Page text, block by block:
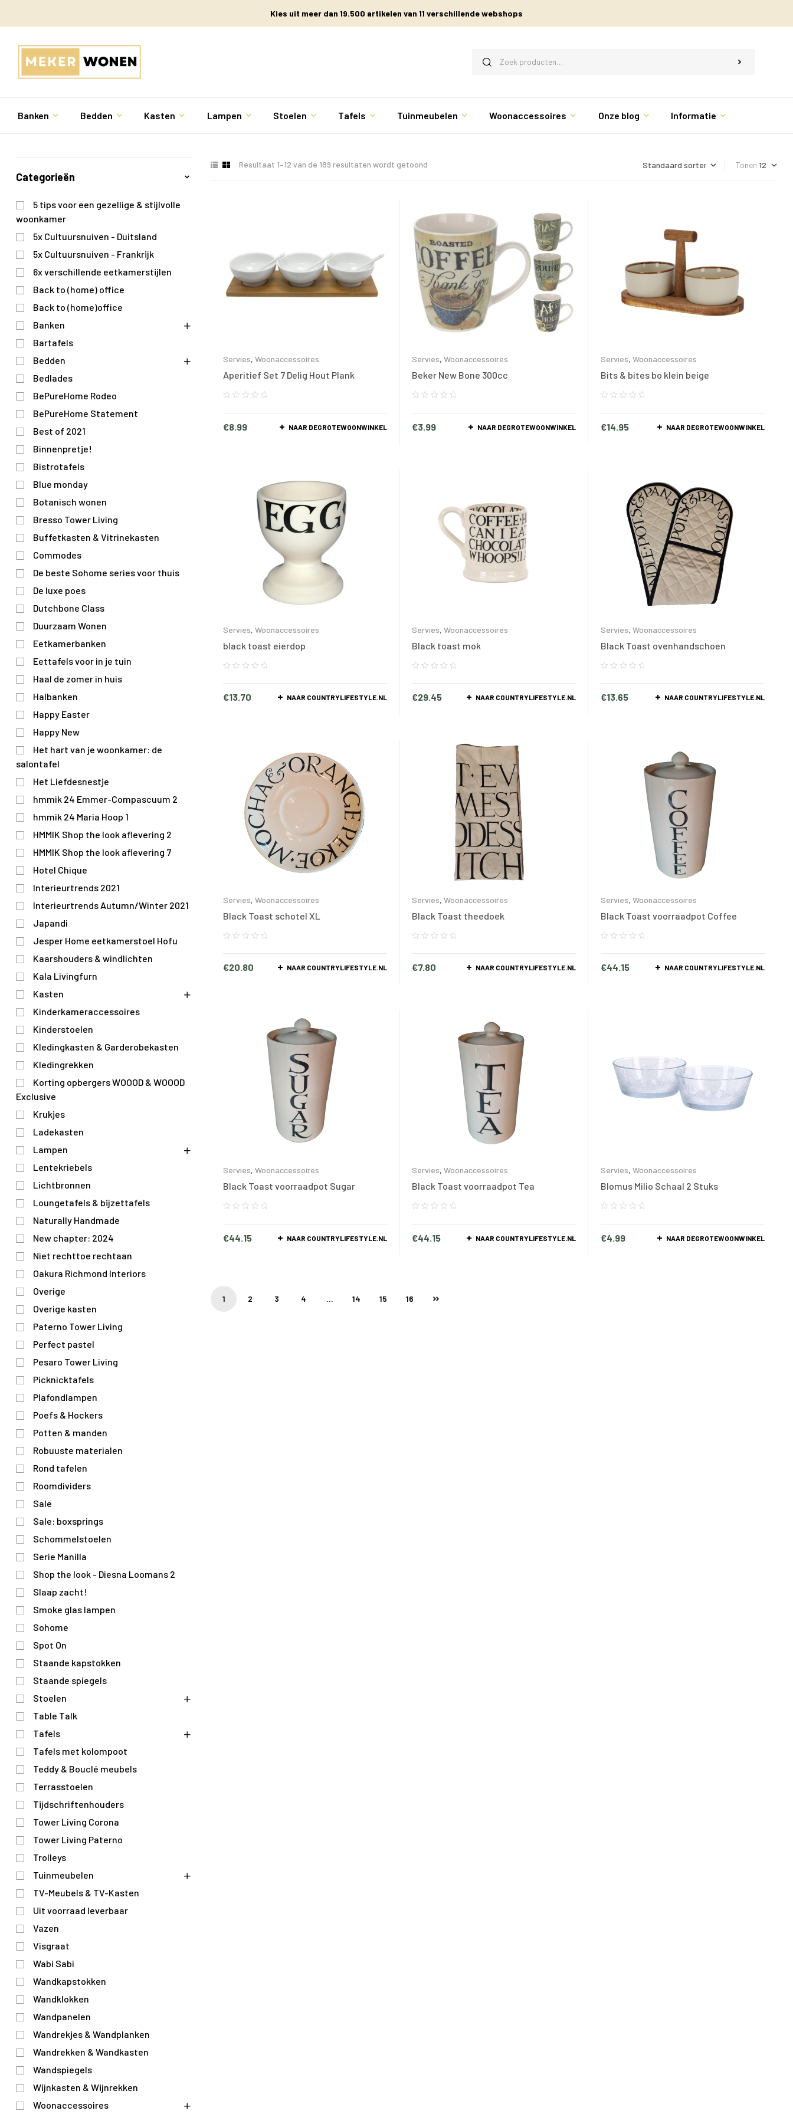
Kies uit meer dan 19.500 artikelen van 11 verschillende webshops
Banken Bedden Kasten Lampen Stoelen Tafels Tuinmeubelen Woonaccessoires Onze blog Informatie
Resultaat 1–12 van de 189 resultaten wordt getoond Tonen
Servies, Woonaccessoires
Aperitief Set 7 Delig Hout Plank
€8.99 NAAR DEGROTEWOONWINKEL
Servies, Woonaccessoires
Beker New Bone 300cc
€3.99 NAAR DEGROTEWOONWINKEL
Servies, Woonaccessoires
Bits & bites bo klein beige
€14.95 NAAR DEGROTEWOONWINKEL
Servies, Woonaccessoires
black toast eierdop
€13.70 NAAR COUNTRYLIFESTYLE.NL
Servies, Woonaccessoires
Black toast mok
€29.45 NAAR COUNTRYLIFESTYLE.NL
Servies, Woonaccessoires
Black Toast ovenhandschoen
€13.65 NAAR COUNTRYLIFESTYLE.NL
Servies, Woonaccessoires
Black Toast schotel XL
€20.80 NAAR COUNTRYLIFESTYLE.NL
Servies, Woonaccessoires
Black Toast theedoek
€7.80 NAAR COUNTRYLIFESTYLE.NL
Servies, Woonaccessoires
Black Toast voorraadpot Coffee
€44.15 NAAR COUNTRYLIFESTYLE.NL
Servies, Woonaccessoires
Black Toast voorraadpot Sugar
€44.15 NAAR COUNTRYLIFESTYLE.NL
Servies, Woonaccessoires
Black Toast voorraadpot Tea
€44.15 NAAR COUNTRYLIFESTYLE.NL
Servies, Woonaccessoires
Blomus Milio Schaal 2 Stuks
€4.99 NAAR DEGROTEWOONWINKEL
1 2 3 4 … 14 15 16
Categorieën
5 tips voor een gezellige & stijlvolle
woonkamer
5x Cultuursnuiven - Duitsland
5x Cultuursnuiven - Frankrijk
6x verschillende eetkamerstijlen
Back to (home) office
Back to (home)office
Banken
Bartafels
Bedden
Bedlades
BePureHome Rodeo
BePureHome Statement
Best of 2021
Binnenpretje!
Bistrotafels
Blue monday
Botanisch wonen
Bresso Tower Living
Buffetkasten & Vitrinekasten
Commodes
De beste Sohome series voor thuis
De luxe poes
Dutchbone Class
Duurzaam Wonen
Eetkamerbanken
Eettafels voor in je tuin
Haal de zomer in huis
Halbanken
Happy Easter
Happy New
Het hart van je woonkamer: de
salontafel
Het Liefdesnestje
hmmik 24 Emmer-Compascuum 2
hmmik 24 Maria Hoop 1
HMMIK Shop the look aflevering 2
HMMIK Shop the look aflevering 7
Hotel Chique
Interieurtrends 2021
Interieurtrends Autumn/Winter 2021
Japandi
Jesper Home eetkamerstoel Hofu
Kaarshouders & windlichten
Kala Livingfurn
Kasten
Kinderkameraccessoires
Kinderstoelen
Kledingkasten & Garderobekasten
Kledingrekken
Korting opbergers WOOOD & WOOOD
Exclusive
Krukjes
Ladekasten
Lampen
Lentekriebels
Lichtbronnen
Loungetafels & bijzettafels
Naturally Handmade
New chapter: 2024
Niet rechttoe rechtaan
Oakura Richmond Interiors
Overige
Overige kasten
Paterno Tower Living
Perfect pastel
Pesaro Tower Living
Picknicktafels
Plafondlampen
Poefs & Hockers
Potten & manden
Robuuste materialen
Rond tafelen
Roomdividers
Sale
Sale: boxsprings
Schommelstoelen
Serie Manilla
Shop the look - Diesna Loomans 2
Slaap zacht!
Smoke glas lampen
Sohome
Spot On
Staande kapstokken
Staande spiegels
Stoelen
Table Talk
Tafels
Tafels met kolompoot
Teddy & Bouclé meubels
Terrasstoelen
Tijdschriftenhouders
Tower Living Corona
Tower Living Paterno
Trolleys
Tuinmeubelen
TV-Meubels & TV-Kasten
Uit voorraad leverbaar
Vazen
Visgraat
Wabi Sabi
Wandkapstokken
Wandklokken
Wandpanelen
Wandrekjes & Wandplanken
Wandrekken & Wandkasten
Wandspiegels
Wijnkasten & Wijnrekken
Woonaccessoires